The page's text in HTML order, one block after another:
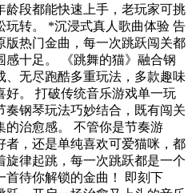
龄段都能快速上手，老玩家可挑
玩转。 *沉浸式真人歌曲体验 告
版热门金曲，每一次跳跃闯关都
十足。 《跳舞的猫》融合钢
无尽跑酷多重玩法，多款趣味
好。 打破传统音乐游戏单一玩
钢琴玩法巧妙结合，既有闯关
的治愈感。 不管你是节奏游
者，还是单纯喜欢可爱猫咪，都
律起跳，每一次跳跃都是一个
首待你解锁的金曲！ 即刻下